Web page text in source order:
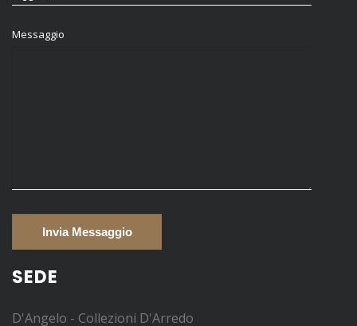
Messaggio
SEDE
D'Angelo - Collezioni D'Arredo